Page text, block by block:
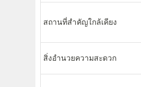
สถานที่สำคัญใกล้เคียง
สิ่งอำนวยความสะดวก